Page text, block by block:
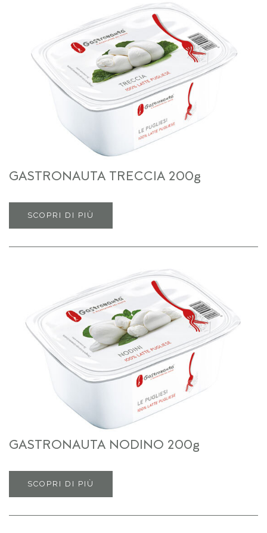
GASTRONAUTA TRECCIA 200g
SCOPRI DI PIÙ
GASTRONAUTA NODINO 200g
SCOPRI DI PIÙ